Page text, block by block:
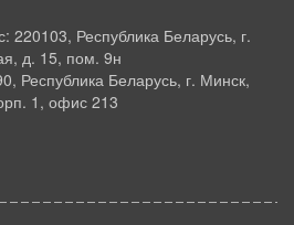
220103, Республика Беларусь, г.
д. 15, пом. 9н
Республика Беларусь, г. Минск,
1, офис 213